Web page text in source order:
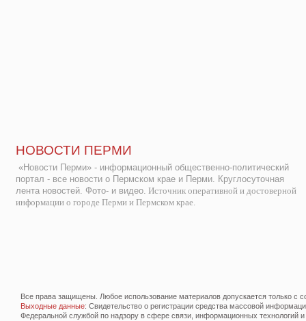
НОВОСТИ ПЕРМИ
«Новости Перми» - информационный общественно-политический
портал - все новости о Пермском крае и Перми. Круглосуточная
лента новостей. Фото- и видео. Источник оперативной и достоверной
информации о городе Перми и Пермском крае.
Все права защищены. Любое использование материалов допускается только с
Выходные данные: Свидетельство о регистрации средства массовой
Федеральной службой по надзору в сфере связи, информационных технологий